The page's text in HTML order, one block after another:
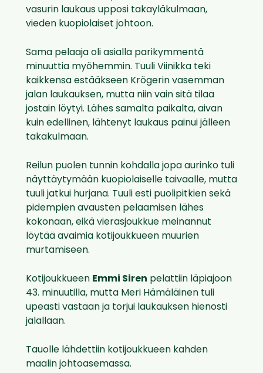
vasurin laukaus upposi takayläkulmaan,
vieden kuopiolaiset johtoon.
Sama pelaaja oli asialla parikymmentä
minuuttia myöhemmin. Tuuli Viinikka teki
kaikkensa estääkseen Krögerin vasemman
jalan laukauksen, mutta niin vain sitä tilaa
jostain löytyi. Lähes samalta paikalta, aivan
kuin edellinen, lähtenyt laukaus painui jälleen
takakulmaan.
Reilun puolen tunnin kohdalla jopa aurinko tuli
näyttäytymään kuopiolaiselle taivaalle, mutta
tuuli jatkui hurjana. Tuuli esti puolipitkien sekä
pidempien avausten pelaamisen lähes
kokonaan, eikä vierasjoukkue meinannut
löytää avaimia kotijoukkueen muurien
murtamiseen.
Kotijoukkueen Emmi Siren pelattiin läpiajoon
43. minuutilla, mutta Meri Hämäläinen tuli
upeasti vastaan ja torjui laukauksen hienosti
jalallaan.
Tauolle lähdettiin kotijoukkueen kahden
maalin johtoasemassa.